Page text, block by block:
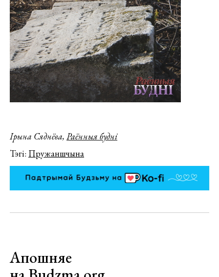
Ірына Сяднёва, Раённыя будні
Тэгі: Пружаншчына
Апошняе